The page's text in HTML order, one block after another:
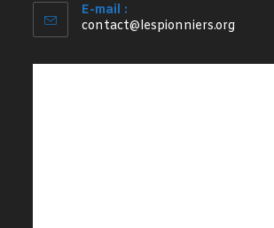
E-mail :
contact@lespionniers.orgS’ouvre